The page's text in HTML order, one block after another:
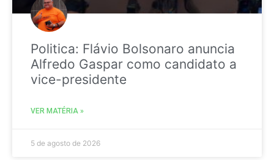
Politica: Flávio Bolsonaro anuncia
Alfredo Gaspar como candidato a
vice-presidente
VER MATÉRIA »
5 de agosto de 2026